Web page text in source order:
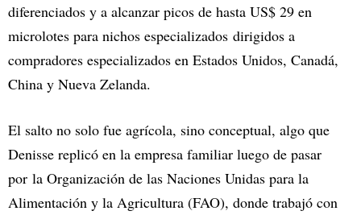
diferenciados y a alcanzar picos de hasta US$ 29 en
microlotes para nichos especializados dirigidos a
compradores especializados en Estados Unidos, Canadá,
China y Nueva Zelanda.
El salto no solo fue agrícola, sino conceptual, algo que
Denisse replicó en la empresa familiar luego de pasar
por la Organización de las Naciones Unidas para la
Alimentación y la Agricultura (FAO), donde trabajó con